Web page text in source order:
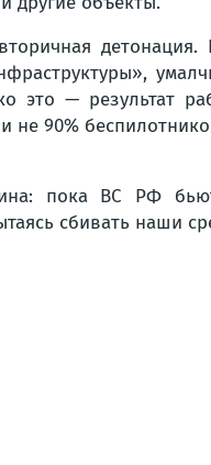
это — результат
не 90%
пока ВС РФ
сбивать наши